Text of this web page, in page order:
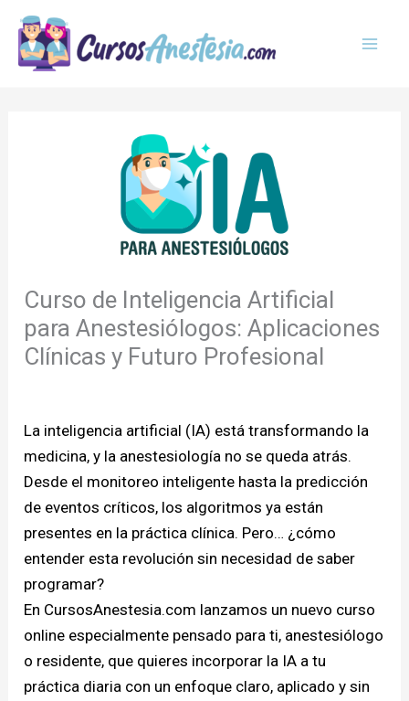
contenido
Curso de Inteligencia Artificial
para Anestesiólogos: Aplicaciones
Clínicas y Futuro Profesional
La inteligencia artificial (IA) está transformando la
medicina, y la anestesiología no se queda atrás.
Desde el monitoreo inteligente hasta la predicción
de eventos críticos, los algoritmos ya están
presentes en la práctica clínica. Pero… ¿cómo
entender esta revolución sin necesidad de saber
programar?
En CursosAnestesia.com lanzamos un nuevo curso
online especialmente pensado para ti, anestesiólogo
o residente, que quieres incorporar la IA a tu
práctica diaria con un enfoque claro, aplicado y sin